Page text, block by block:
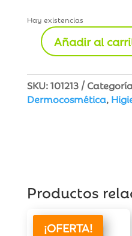
Hay existencias
Desodorante
Antitranspirante
cantidad
Añadir al
SKU:101213
Dermocosmética,
Productos
¡OFERTA!